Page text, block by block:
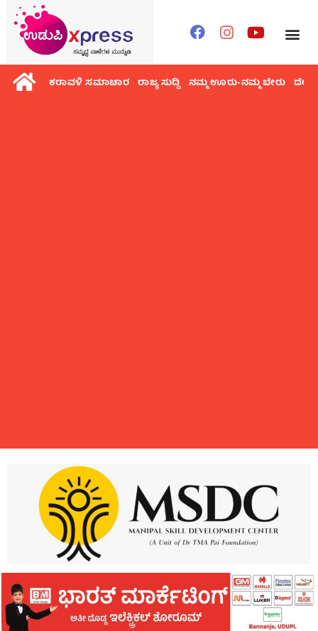
ಕರಾವಳಿ ಸಮಾಚಾರ ರಾಜ್ಯ ಸುದ್ದಿ ನಮ್ಮ ಊರು-ನಮ್ಮ ಬೇರು ದೇಶ